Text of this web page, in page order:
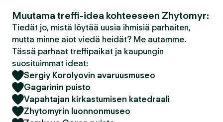
Muutama treffi-idea kohteeseen Zhytomyr:
Tiedät jo, mistä löytää uusia ihmisiä parhaiten,
mutta minne aiot viedä heidät? Me autamme.
Tässä parhaat treffipaikat ja kaupungin
suosituimmat ideat:
Sergiy Korolyovin avaruusmuseo
Gagarinin puisto
Vapahtajan kirkastumisen katedraali
Zhytomyrin luonnonmuseo